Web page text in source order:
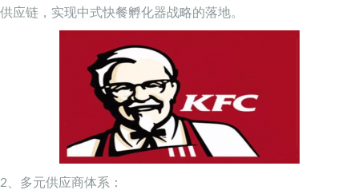
供应链，实现中式快餐孵化器战略的落地。
2、多元供应商体系：